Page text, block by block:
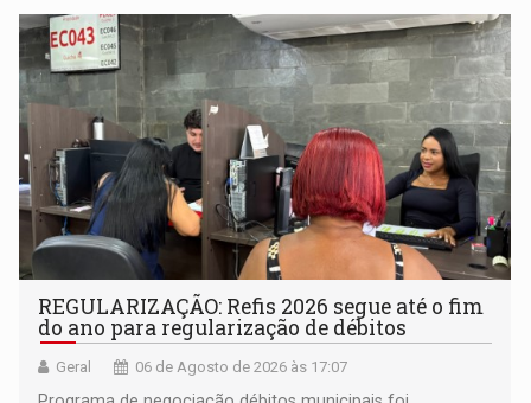
Goiás
REGULARIZAÇÃO: Refis 2026 segue até o fim
do ano para regularização de débitos
Geral 06 de Agosto de 2026 às 17:07